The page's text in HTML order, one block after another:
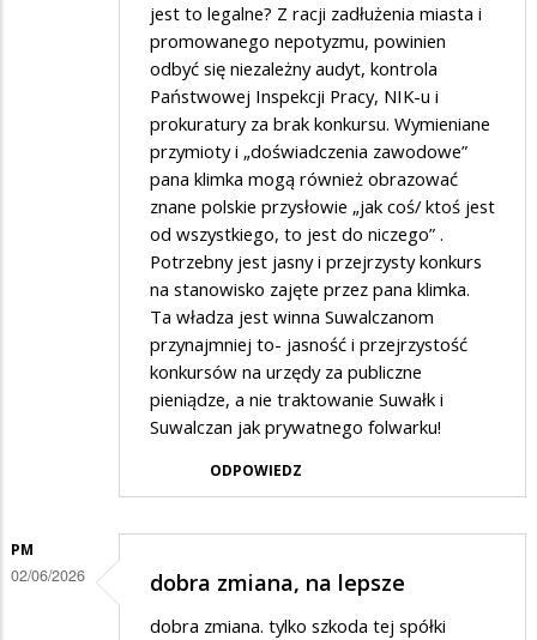
jest to legalne? Z racji zadłużenia miasta i
promowanego nepotyzmu, powinien
odbyć się niezależny audyt, kontrola
Państwowej Inspekcji Pracy, NIK-u i
prokuratury za brak konkursu. Wymieniane
przymioty i „doświadczenia zawodowe”
pana klimka mogą również obrazować
znane polskie przysłowie „jak coś/ ktoś jest
od wszystkiego, to jest do niczego” .
Potrzebny jest jasny i przejrzysty konkurs
na stanowisko zajęte przez pana klimka.
Ta władza jest winna Suwalczanom
przynajmniej to- jasność i przejrzystość
konkursów na urzędy za publiczne
pieniądze, a nie traktowanie Suwałk i
Suwalczan jak prywatnego folwarku!
ODPOWIEDZ
PM
02/06/2026 dobra zmiana, na lepsze
dobra zmiana. tylko szkoda tej spółki